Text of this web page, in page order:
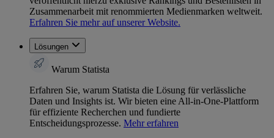
Zusammenarbeit mit renommierten Medienmarken weltweit.
Erfahren Sie mehr auf unserer Website.
Lösungen
Warum Statista
Erfahren Sie, warum Statista die Lösung für verlässliche
Daten und Insights ist. Wir bieten eine All-in-One-Plattform
für effiziente Recherchen und fundierte
Entscheidungsprozesse. Mehr erfahren